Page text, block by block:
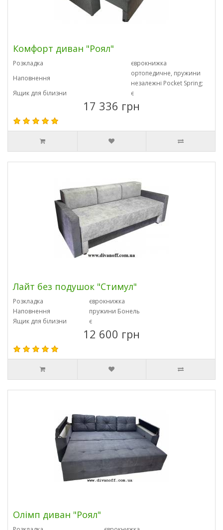
Комфорт диван "Роял"
Розкладка
єврокнижка
Наповнення
ортопедичне, пружини
незалежні Pocket Spring;
Ящик для білизни
є
17 336 грн
Лайт без подушок "Стимул"
Розкладка
єврокнижка
Наповнення
пружини Бонель
Ящик для білизни
є
12 600 грн
Олімп диван "Роял"